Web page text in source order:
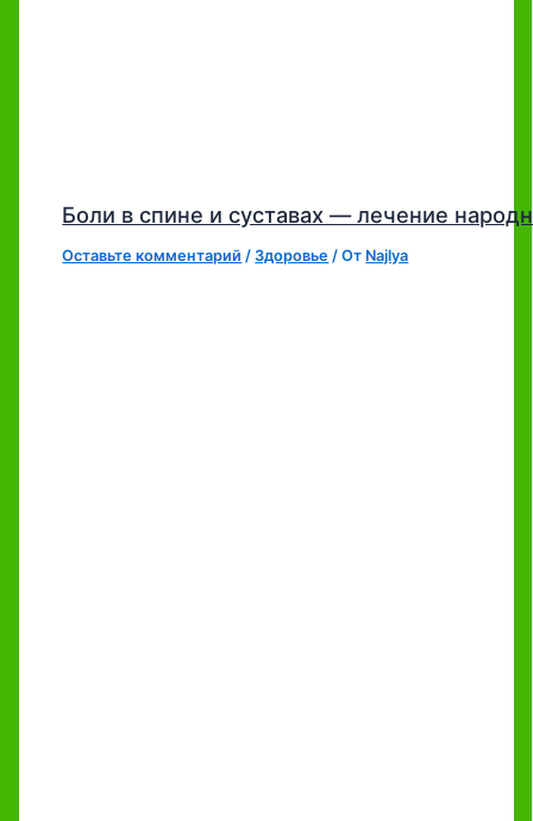
Боли в спине и суставах — лечение
Оставьте комментарий /Здоровье / От Najlya